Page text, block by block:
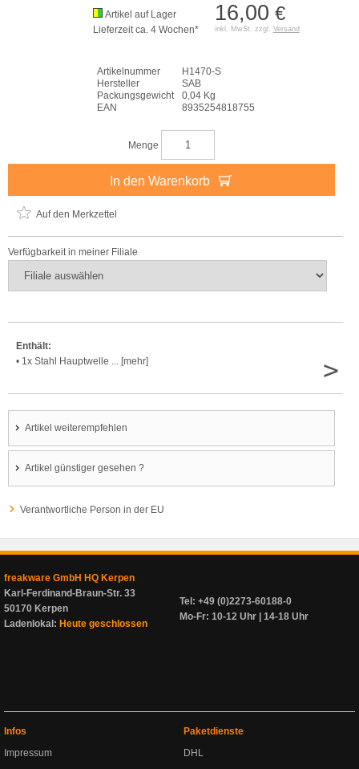
16,00 €
inkl. MwSt. zzgl. Versand
Artikel auf Lager
Lieferzeit ca. 4 Wochen*
Artikelnummer
H1470-S
Hersteller
SAB
Packungsgewicht
0,04 Kg
EAN
8935254818755
Menge
In den Warenkorb
Auf den Merkzettel
Verfügbarkeit in meiner Filiale
Enthält:
• 1x Stahl Hauptwelle ... [mehr]
>
Artikel weiterempfehlen
Artikel günstiger gesehen ?
Verantwortliche Person in der EU
freakware GmbH HQ Kerpen
Karl-Ferdinand-Braun-Str. 33
50170 Kerpen
Ladenlokal: Heute geschlossen
Tel: +49 (0)2273-60188-0
Mo-Fr: 10-12 Uhr | 14-18 Uhr
Infos
Impressum
Paketdienste
DHL